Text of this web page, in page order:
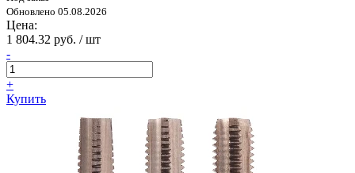
Обновлено 05.08.2026
Цена:
1 804.32 руб. / шт
-
+
Купить